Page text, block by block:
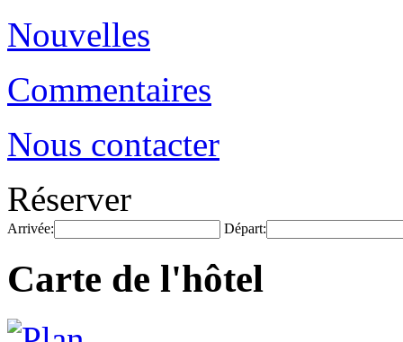
Nouvelles
Commentaires
Nous contacter
Réserver
Arrivée: Départ:
Carte de l'hôtel